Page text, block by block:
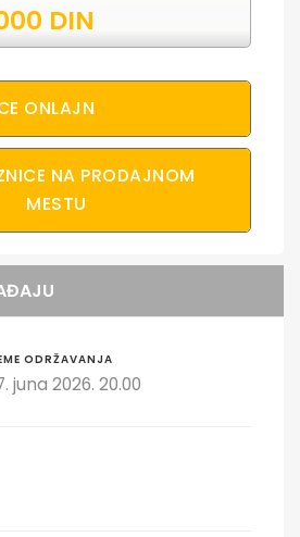
DIN
ONLAJN
NA PRODAJNOM
MESTU
ODRŽAVANJA
juna 2026. 20.00